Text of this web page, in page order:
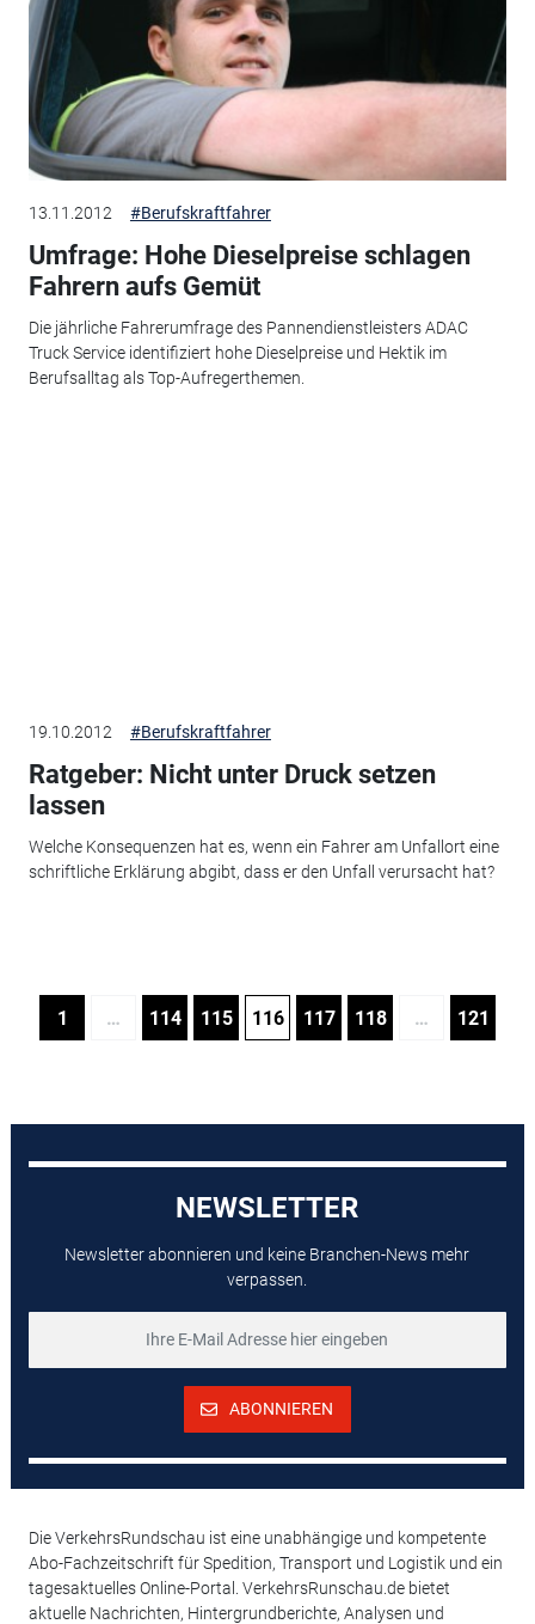
13.11.2012 #Berufskraftfahrer
Umfrage: Hohe Dieselpreise schlagen
Fahrern aufs Gemüt
Die jährliche Fahrerumfrage des Pannendienstleisters ADAC
Truck Service identifiziert hohe Dieselpreise und Hektik im
Berufsalltag als Top-Aufregerthemen.
19.10.2012 #Berufskraftfahrer
Ratgeber: Nicht unter Druck setzen
lassen
Welche Konsequenzen hat es, wenn ein Fahrer am Unfallort eine
schriftliche Erklärung abgibt, dass er den Unfall verursacht hat?
1 … 114 115 116 117 118 … 121
NEWSLETTER
Newsletter abonnieren und keine Branchen-News mehr
verpassen.
ABONNIEREN
Die VerkehrsRundschau ist eine unabhängige und kompetente
Abo-Fachzeitschrift für Spedition, Transport und Logistik und ein
tagesaktuelles Online-Portal. VerkehrsRunschau.de bietet
aktuelle Nachrichten, Hintergrundberichte, Analysen und